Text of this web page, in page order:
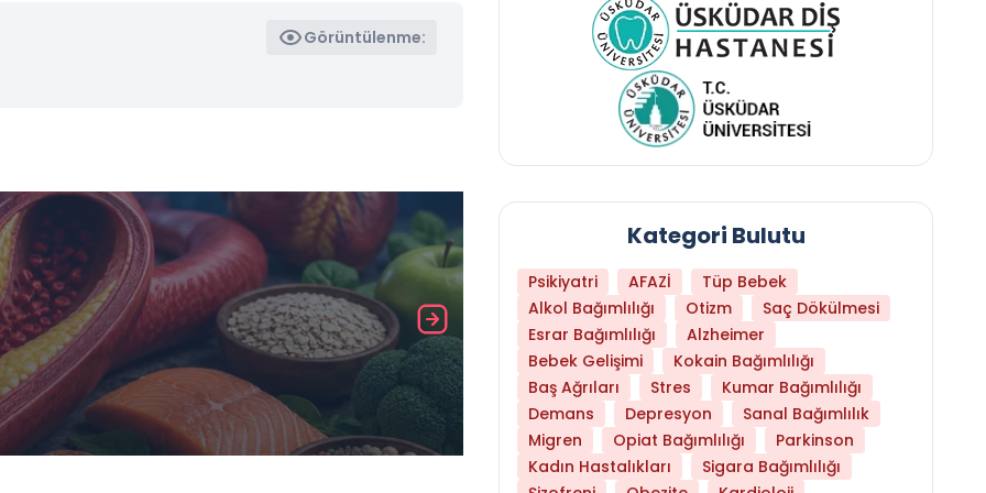
Görüntülenme:
Daha Az Protein Tüketmek Yaşlanmayı
Kategori Bulutu
Psikiyatri AFAZİ
Tüp Bebek
Alkol Bağımlılığı
Otizm
Saç Dökülmesi
Esrar Bağımlılığı
Alzheimer
Bebek Gelişimi
Kokain Bağımlılığı
Baş Ağrıları
Stres
Kumar Bağımlılığı
Demans
Depresyon
Sanal Bağımlılık
Migren
Opiat Bağımlılığı
Parkinson
Kadın Hastalıkları
Sigara Bağımlılığı